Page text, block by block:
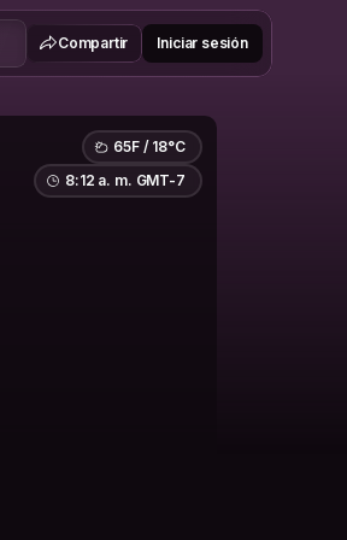
Compartir Iniciar sesión
65F / 18°C
8:12 a. m. GMT-7